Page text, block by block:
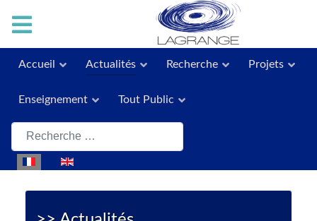
Accueil Actualités Recherche Projets
Enseignement Tout Public
Rechercher
Sélectionnez votre langue